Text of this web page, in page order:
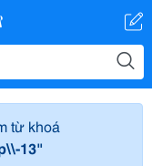
từ khoá
13"